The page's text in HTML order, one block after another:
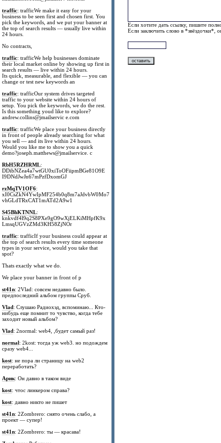
traffic: trafficWe make it easy for your
business to be seen first and chosen first. You
pick the keywords, and we put your banner at
the top of search results — usually live within
24 hours.
No contracts,
traffic: trafficWe help businesses dominate
their local market online by showing up first in
search results — live within 24 hours.
Its quick, measurable, and flexible — you can
change or test new keywords an
traffic: trafficOur system drives targeted
traffic to your website within 24 hours of
setup. You pick the keywords, we do the rest.
Is this something youd like to explore?
andrew.collins@jmailservic e.com
traffic: trafficWe place your business directly
in front of people already searching for what
you sell — and its live within 24 hours.
Would you like me to show you a quick
demo?joseph.matthews@jmailservice. c
RbH5RZHRML:
DDibNZea4a7wtGU0xiToOFiipmBGe81O9E
I9DNdJwJn67mPzfDxomGJ
rzMqTV1OF6:
xI0CsZkN4YwIpMF254b0q8m7aJdvbW0Mo7
vhGLdTRxCAT1mATd2A9w1
S45BhKTNNL:
knkvdf4l9q2S8PXe9gO9wXjELKiMHpfK9x
LmsqUGVzZMd3KH58ZjNOr
traffic: trafficIf your business could appear at
the top of search results every time someone
types in your service, would you take that
spot?
Thats exactly what we do.
We place your banner in front of p
st41n: 2Vlad: совсем недавно было.
предпоследний альбом группы Сруб.
Vlad: Слушаю Радиохэд, вспоминаю... Кто-
нибудь еще помнит то чувство, когда тебе
заходит новый альбом?
Vlad: 2normal: web4, ,будет самый раз!
normal: 2kost: тогда уж web3. но подождем
сразу web4...
kost: не пора ли страницу на web2
переработать?
Арик: Он давно в таком виде
kost: чтос линкером справа?
kost: давно никто не пишет
st41n: 2Zombrero: снято очень слабо, а
проект — супер!
st41n: 2Zombrero: ты — красава!
Если хотите дать ссылку, пишите
Если заключить слово в *звёздочки*,